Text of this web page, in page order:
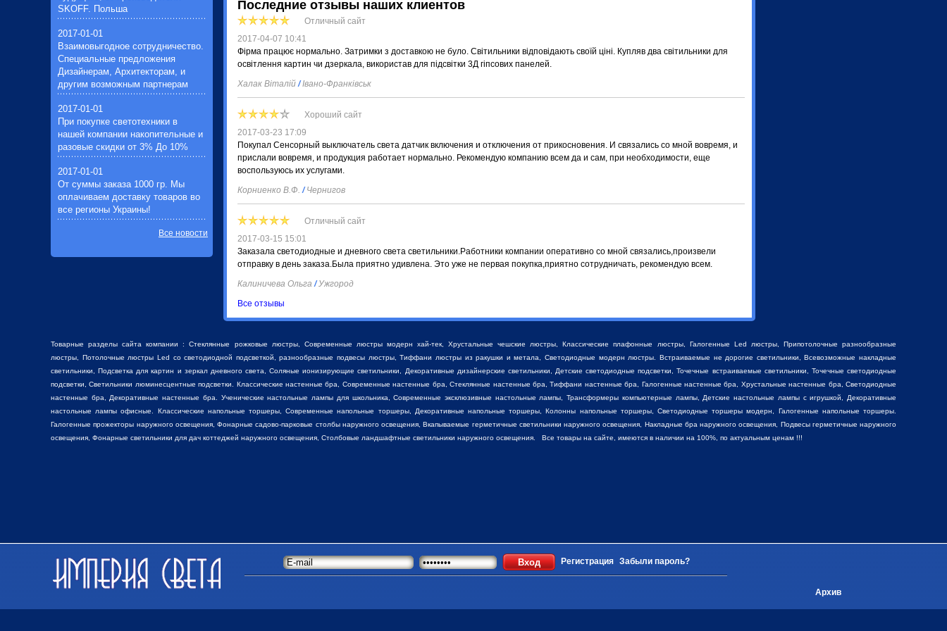
Последние отзывы наших клиентов
Отличный сайт
2017-04-07 10:41
Фірма працює нормально. Затримки з доставкою не було. Світильники відповідають своїй ціні. Купляв два світильники для
освітлення картин чи дзеркала, використав для підсвітки 3Д гіпсових панелей.
Халак Віталій/Івано-Франківськ
Хороший сайт
2017-03-23 17:09
Покупал Сенсорный выключатель света датчик включения и отключения от прикосновения. И связались со мной вовремя, и
прислали вовремя, и продукция работает нормально. Рекомендую компанию всем да и сам, при необходимости, еще
воспользуюсь их услугами.
Корниенко В.Ф./Чернигов
Отличный сайт
2017-03-15 15:01
Заказала светодиодные и дневного света светильники.Работники компании оперативно со мной связались,произвели
отправку в день заказа.Была приятно удивлена. Это уже не первая покупка,приятно сотрудничать, рекомендую всем.
Калиничева Ольга/Ужгород
Все отзывы
SKOFF. Польша
2017-01-01
Взаимовыгодное сотрудничество.
Специальные предложения
Дизайнерам, Архитекторам, и
другим возможным партнерам
2017-01-01
При покупке светотехники в
нашей компании накопительные и
разовые скидки от 3% До 10%
2017-01-01
От суммы заказа 1000 гр. Мы
оплачиваем доставку товаров во
все регионы Украины!
Все новости
Товарные разделы сайта компании :Стеклянные рожковые люстры, Современные люстры модерн хай-тек, Хрустальные чешские люстры,Классические плафонные люстры, Галогенные Led люстры, Припотолочные разнообразные
люстры , Потолочные люстры Led со светодиодной подсветкой, разнообразные подвесы люстры,Тиффани люстрыиз ракушки и метала, Светодиодные модерн люстры. Встраиваемые не дорогие светильники, Всевозможные накладные
светильники,Подсветка для картин и зеркал дневного света, Соляные ионизирующие светильники, Декоративные дизайнерские светильники , Детские светодиодные подсветки, Точечные встраиваемые светильники, Точечные светодиодные
подсветки, Светильники люминесцентные подсветки. Классические настенные бра, Современные настенные бра, Стеклянные настенные бра, Тиффани настенные бра, Галогенные настенные бра, Хрустальные настенные бра, Светодиодные
настенные бра, Декоративныенастенные бра . Ученические настольные лампы для школьника, Современные эксклюзивные настольные лампы, Трансформеры компьютерные лампы, Детские настольные лампы с игрушкой, Декоративные
настольные лампы офисные. Классические напольные торшеры , Современные напольные торшеры, Декоративные напольные торшеры, Колонны напольные торшеры, Светодиодные торшеры модерн, Галогенные напольные торшеры.
Галогенные прожекторы наружного освещения, Фонарные садово-парковые столбы наружного освещения, Вкапываемые герметичные светильники наружного освещения, Накладные бра наружного освещения, Подвесы герметичные наружного
освещения, Фонарные светильники для дач коттеджей наружного освещения, Столбовые ландшафтные светильники наружного освещения. Все товары на сайте, имеются в наличии на 100%, по актуальным ценам !!!
Архив
Регистрация Забыли пароль?